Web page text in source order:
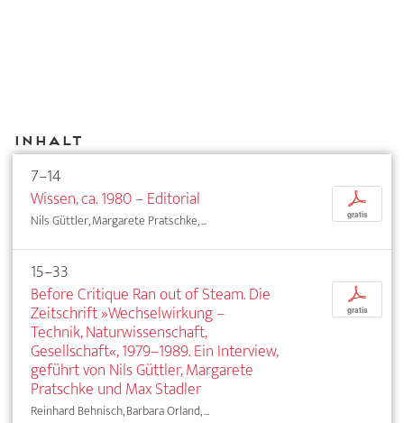
Inhalt
7–14
Wissen, ca. 1980 – Editorial
Nils Güttler, Margarete Pratschke, ...
p
gratis
15–33
Before Critique Ran out of Steam. Die
Zeitschrift »Wechselwirkung –
Technik, Naturwissenschaft,
Gesellschaft«, 1979–1989. Ein Interview,
geführt von Nils Güttler, Margarete
Pratschke und Max Stadler
Reinhard Behnisch, Barbara Orland, ...
p
gratis